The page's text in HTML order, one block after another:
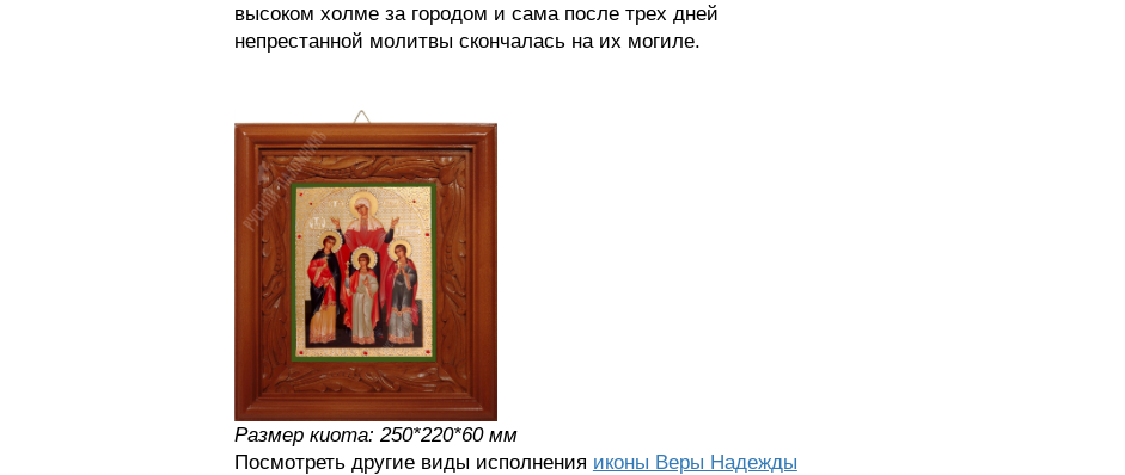
высоком холме за городом и сама после трех дней
непрестанной молитвы скончалась на их могиле.
Размер киота: 250*220*60 мм
Посмотреть другие виды исполнения иконы Веры Надежды